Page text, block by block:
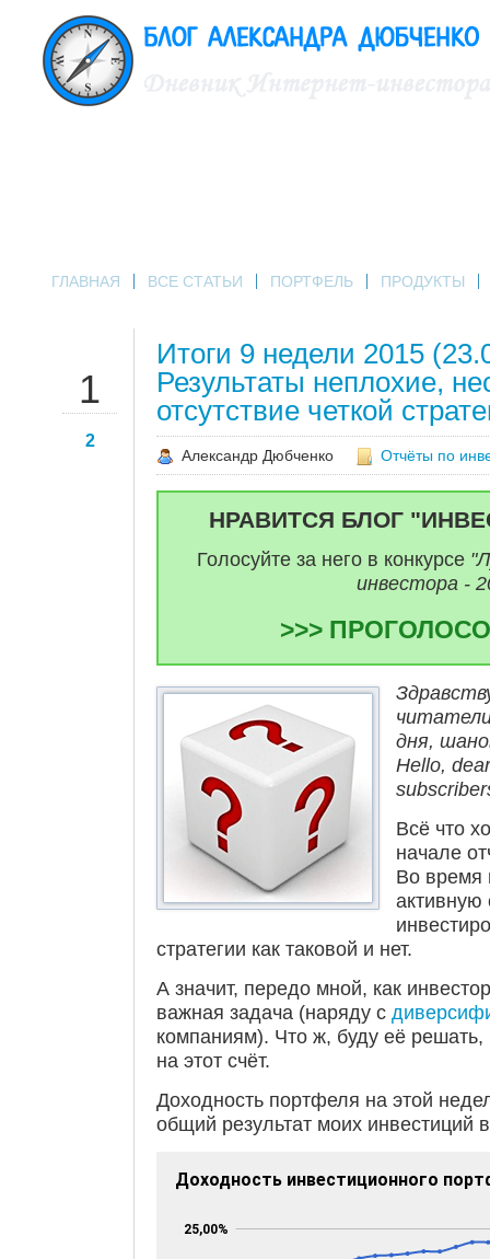
ГЛАВНАЯ ВСЕ СТАТЬИ ПОРТФЕЛЬ ПРОДУКТЫ
1
2
Итоги 9 недели 2015
Результаты неплохие,
отсутствие четкой
Александр Дюбченко Отчёты по
НРАВИТСЯ БЛОГ
Голосуйте за него в конкурсе
инвестора -
>>>
дня,
Hello,
Всё что
начале
Во время
активную
стратегии как таковой и нет.
А значит, передо мной, как
важная задача (наряду с
компаниям). Что ж, буду её
на этот счёт.
Доходность портфеля на этой
общий результат моих инвестиций